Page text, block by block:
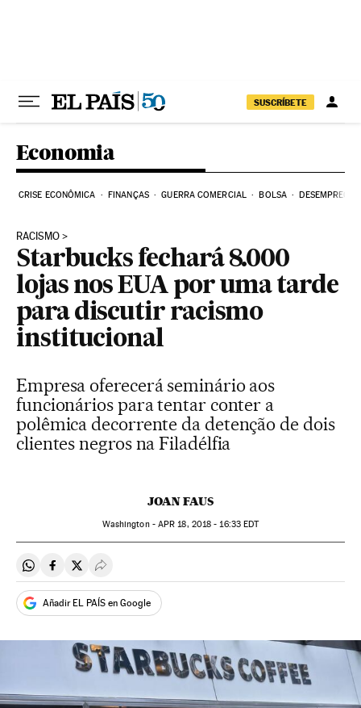
SUSCRÍBETE
Economia
CRISE ECONÔMICA FINANÇAS GUERRA COMERCIAL BOLSA DESEMPREGO
RACISMO
Starbucks fechará 8.000
lojas nos EUA por uma tarde
para discutir racismo
institucional
Empresa oferecerá seminário aos
funcionários para tentar conter a
polêmica decorrente da detenção de dois
clientes negros na Filadélfia
JOAN FAUS
Washington - APR 18, 2018 - 16:33EDT
Compartir en Whatsapp
Compartir en Facebook
Compartir en Twitter
Desplegar Redes Sociales
Añadir EL PAÍS en Google